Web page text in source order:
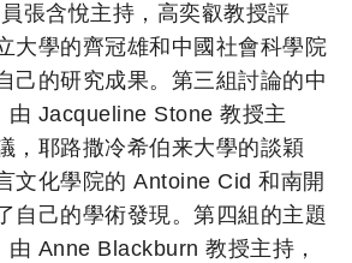
張含悅主持，高奕叡教授評
大學的齊冠雄和中國社會科學院
己的研究成果。第三組討論的中
由 Jacqueline Stone 教授主
，耶路撒冷希伯来大學的談穎
文化學院的 Antoine Cid 和南開
自己的學術發現。第四組的主題
由 Anne Blackburn 教授主持，